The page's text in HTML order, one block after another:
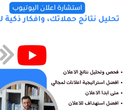
229 ر.س.